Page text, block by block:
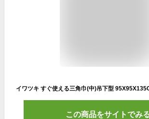
イワツキ すぐ使える三角巾(中)吊下型
この商品をサイトでみ